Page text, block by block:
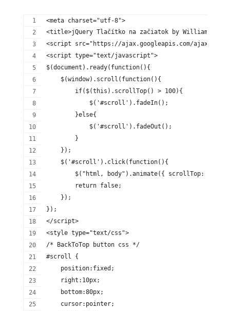
<meta charset="utf-8">
<title>jQuery Tlačítko na začiatok by William from
<script src="https://ajax.googleapis.com/ajax/
<script type="text/javascript">
$(document).ready(function(){
    $(window).scroll(function(){
        if($(this).scrollTop() > 100){
            $('#scroll').fadeIn();
        }else{
            $('#scroll').fadeOut();
        }
    });
    $('#scroll').click(function(){
$("html, body").animate({ scrollTop: 0 },
        return false;
    });
});
</script>
<style type="text/css">
/* BackToTop button css */
#scroll {
    position:fixed;
    right:10px;
    bottom:80px;
    cursor:pointer;